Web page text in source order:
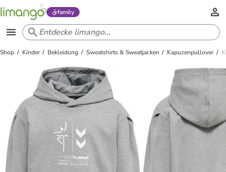
family
Shop Kinder Bekleidung Sweatshirts & Sweatjacken Kapuzenpullover